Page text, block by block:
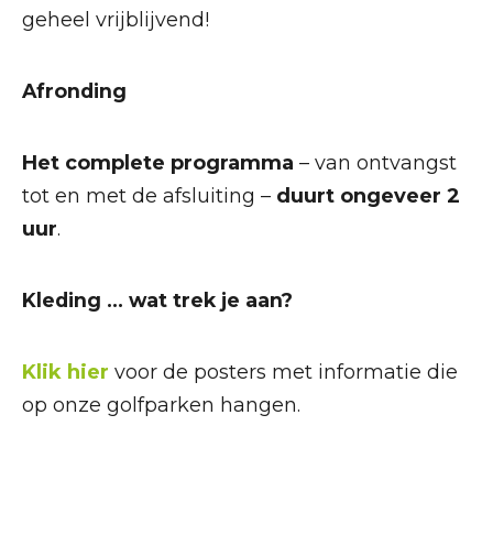
geheel vrijblijvend!
Afronding
Het complete programma – van ontvangst
tot en met de afsluiting – duurt ongeveer 2
uur.
Kleding … wat trek je aan?
Klik hier voor de posters met informatie die
op onze golfparken hangen.